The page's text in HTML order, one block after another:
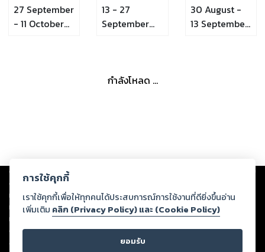
27 September
- 11 October
13 - 27
September
30 August -
13 September
กำลังโหลด ...
Copyright © 2026
ต่อผลงานหรือเนื้อหาใดที่อัปโหลดผ่านเว็บไซต์และปรากฏว่าละเมิดสิทธิใน
ทรัพย์สินทางปัญญาของบุคคลอื่นหรือขัดต่อกฎหมายและศีลธรรม ดังนั้น ผู้อ่าน
ทุกท่านโปรดใช้วิจารณญาณในการกลั่นกรองด้วยตนเอง และหากท่านพบว่าส่วน
หนึ่งส่วนใดขัดต่อกฎหมายและศีลธรรม กรุณาแจ้งมายังบริษัท เพื่อทีมงานจะได้
ดำเนินการในทันที ทั้งนี้ ทางสตอรี่ล็อกขอสงวนลิขสิทธิ์ตามพระราชบัญญัติ
ลิขสิทธิ์ พ.ศ. 2537 (ฉบับล่าสุด)
การใช้คุกกี้
เราใช้คุกกี้เพื่อให้ทุกคนได้ประสบการณ์การใช้งานที่ดียิ่งขึ้นอ่าน
เพิ่มเติม คลิก (Privacy Policy) และ (Cookie Policy)
ยอมรับ